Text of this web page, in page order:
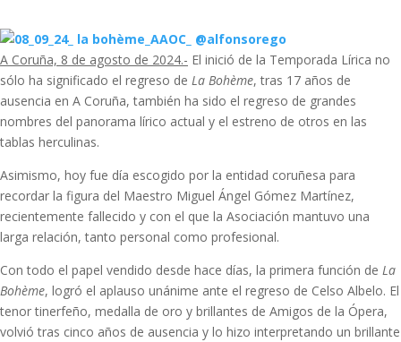
A Coruña, 8 de agosto de 2024.- El inició de la Temporada Lírica no
sólo ha significado el regreso de La Bohème, tras 17 años de
ausencia en A Coruña, también ha sido el regreso de grandes
nombres del panorama lírico actual y el estreno de otros en las
tablas herculinas.
Asimismo, hoy fue día escogido por la entidad coruñesa para
recordar la figura del Maestro Miguel Ángel Gómez Martínez,
recientemente fallecido y con el que la Asociación mantuvo una
larga relación, tanto personal como profesional.
Con todo el papel vendido desde hace días, la primera función de La
Bohème, logró el aplauso unánime ante el regreso de Celso Albelo. El
tenor tinerfeño, medalla de oro y brillantes de Amigos de la Ópera,
volvió tras cinco años de ausencia y lo hizo interpretando un brillante